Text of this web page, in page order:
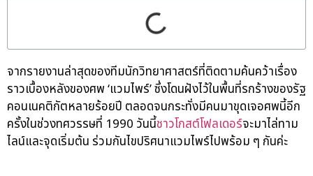
จากรายงานล่าสุดของทีมนักวิทยาศาสตร์ที่ติดตามค้นคว้าเรื่อง
ราวเบื้องหลังของศพ ‘แวมไพร์’ ซึ่งโดนฝังไว้ในพื้นที่รกร้างของรัฐ
คอนเนคติกัตหลายร้อยปี ตลอดจนกระทั่งมีคนมาขุดเจอศพนี้อีก
ครั้งในช่วงทศวรรษที่ 1990 วันนี้ชาวโกสต์โฟลเดอร์จะมาไล่ทาม
ไลน์และจุดเริ่มต้น ร่วมกันไขปริศนาแวมไพร์ไปพร้อม ๆ กันค่ะ